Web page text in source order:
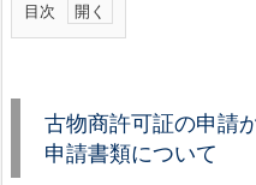
目次
物
商
古物商許可証の申請
申請書類について